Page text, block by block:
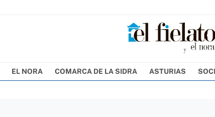
EL NORA COMARCA DE LA SIDRA ASTURIAS